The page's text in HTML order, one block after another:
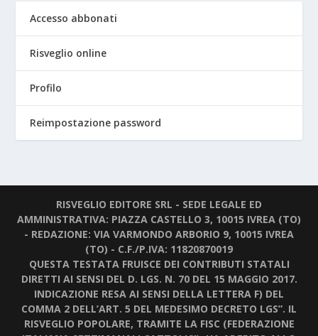
Accesso abbonati
Risveglio online
Profilo
Reimpostazione password
RISVEGLIO EDITORE SRL - SEDE LEGALE ED
AMMINISTRATIVA: PIAZZA CASTELLO 3, 10015 IVREA (TO)
- REDAZIONE: VIA VARMONDO ARBORIO 9, 10015 IVREA
(TO) - C.F./P.IVA: 11820870019
QUESTA TESTATA FRUISCE DEI CONTRIBUTI STATALI
DIRETTI AI SENSI DEL D. LGS. N. 70 DEL 15 MAGGIO 2017.
INDICAZIONE RESA AI SENSI DELLA LETTERA F) DEL
COMMA 2 DELL’ART. 5 DEL MEDESIMO DECRETO LGS”. IL
RISVEGLIO POPOLARE, TRAMITE LA FISC (FEDERAZIONE